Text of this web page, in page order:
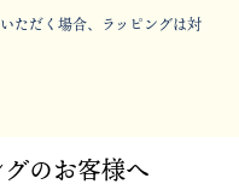
ただく場合、ラッピングは対
のお客様へ